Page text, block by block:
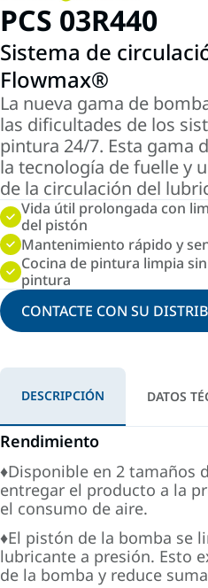
PCS 03R440
Sistema de
Flowmax®
La nueva gama de
las dificultades de los
pintura 24/7. Esta gama
la tecnología de fuelle y
de la circulación del
Vida útil prolongada con
del pistón
Mantenimiento rápido y
Cocina de pintura limpia
pintura
CONTACTE CON SU
DESCRIPCIÓN DATOS
Rendimiento
♦Disponible en 2 tamaños
entregar el producto a la
el consumo de aire.
♦El pistón de la bomba se
lubricante a presión. Esto
de la bomba y reduce